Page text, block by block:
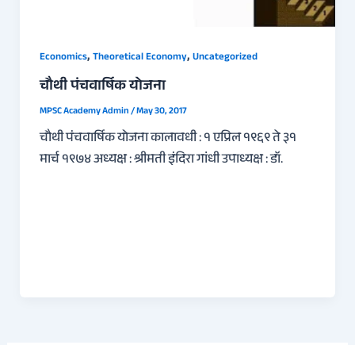
Economics,Theoretical Economy,Uncategorized
चौथी पंचवार्षिक योजना
MPSC Academy Admin/May 30, 2017
चौथी पंचवार्षिक योजना कालावधी : १ एप्रिल १९६९ ते ३१
मार्च १९७४ अध्यक्ष : श्रीमती इंदिरा गांधी उपाध्यक्ष : डॉ.